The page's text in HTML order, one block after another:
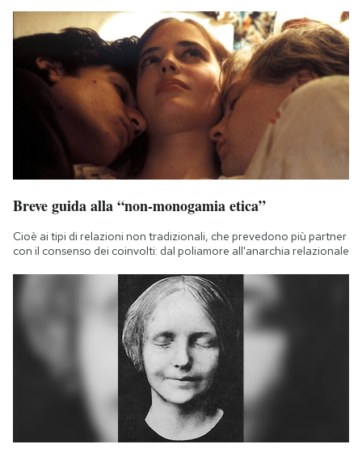
Breve guida alla “non-monogamia etica”
Cioè ai tipi di relazioni non tradizionali, che prevedono più partner
con il consenso dei coinvolti: dal poliamore all'anarchia relazionale